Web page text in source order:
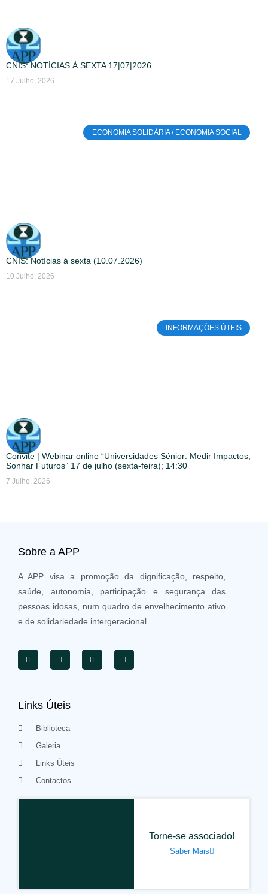
CNIS: NOTÍCIAS À SEXTA 17|07|2026
17 Julho, 2026
ECONOMIA SOLIDÁRIA / ECONOMIA SOCIAL
CNIS: Notícias à sexta (10.07.2026)
10 Julho, 2026
INFORMAÇÕES ÚTEIS
Convite | Webinar online “Universidades Sénior: Medir Impactos,
Sonhar Futuros” 17 de julho (sexta-feira); 14:30
7 Julho, 2026
Sobre a APP
A APP visa a promoção da dignificação, respeito,
saúde, autonomia, participação e segurança das
pessoas idosas, num quadro de envelhecimento ativo
e de solidariedade intergeracional.
Links Úteis
Biblioteca
Galeria
Links Úteis
Contactos
Torne-se associado!
Saber Mais